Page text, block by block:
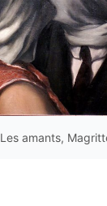
Les amants,